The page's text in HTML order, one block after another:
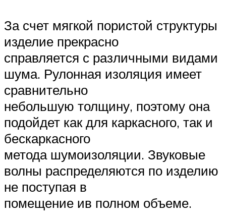
За счет мягкой пористой структуры
изделие прекрасно
справляется с различными видами
шума. Рулонная изоляция имеет
сравнительно
небольшую толщину, поэтому она
подойдет как для каркасного, так и
бескаркасного
метода шумоизоляции. Звуковые
волны распределяются по изделию
не поступая в
помещение ив полном объеме.